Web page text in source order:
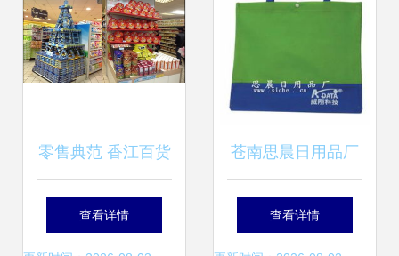
零售典范 香江百货
走红，解码其商品
查看详情
苍南思晨日用品厂
专注打造优质广告
查看详情